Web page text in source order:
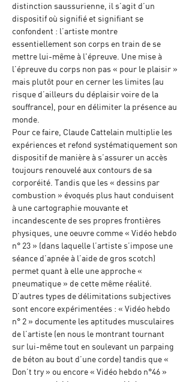
distinction saussurienne, il s’agit d’un
dispositif où signifié et signifiant se
confondent : l’artiste montre
essentiellement son corps en train de se
mettre lui-même à l'épreuve. Une mise à
l’épreuve du corps non pas « pour le plaisir »
mais plutôt pour en cerner les limites (au
risque d’ailleurs du déplaisir voire de la
souffrance), pour en délimiter la présence au
monde.
Pour ce faire, Claude Cattelain multiplie les
expériences et refond systématiquement son
dispositif de manière à s’assurer un accès
toujours renouvelé aux contours de sa
corporéité. Tandis que les « dessins par
combustion » évoqués plus haut conduisent
à une cartographie mouvante et
incandescente de ses propres frontières
physiques, une oeuvre comme « Vidéo hebdo
n° 23 » (dans laquelle l’artiste s’impose une
séance d’apnée à l’aide de gros scotch)
permet quant à elle une approche «
pneumatique » de cette même réalité.
D’autres types de délimitations subjectives
sont encore expérimentées : « Vidéo hebdo
n° 2 » documente les aptitudes musculaires
de l’artiste (en nous le montrant tournant
sur lui-même tout en soulevant un parpaing
de béton au bout d’une corde) tandis que «
Don’t try » ou encore « Vidéo hebdo n°46 »